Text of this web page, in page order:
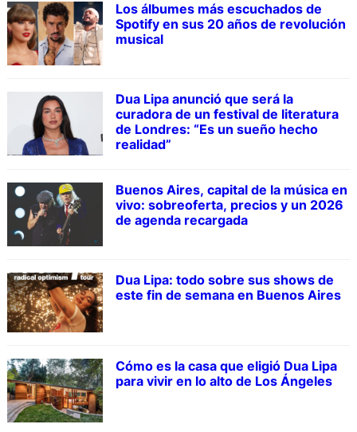
Los álbumes más escuchados de
Spotify en sus 20 años de revolución
musical
Dua Lipa anunció que será la
curadora de un festival de literatura
de Londres: “Es un sueño hecho
realidad”
Buenos Aires, capital de la música en
vivo: sobreoferta, precios y un 2026
de agenda recargada
Dua Lipa: todo sobre sus shows de
este fin de semana en Buenos Aires
Cómo es la casa que eligió Dua Lipa
para vivir en lo alto de Los Ángeles